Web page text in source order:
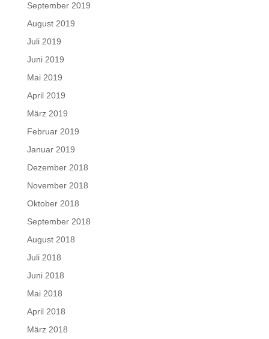
September 2019
August 2019
Juli 2019
Juni 2019
Mai 2019
April 2019
März 2019
Februar 2019
Januar 2019
Dezember 2018
November 2018
Oktober 2018
September 2018
August 2018
Juli 2018
Juni 2018
Mai 2018
April 2018
März 2018